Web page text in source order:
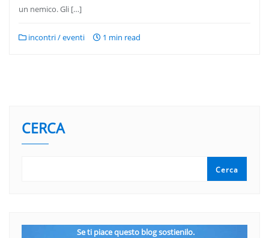
un nemico. Gli […]
incontri / eventi 1 min read
CERCA
Cerca
Se ti piace questo blog sostienilo.